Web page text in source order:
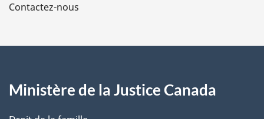
a
e
Contactez-nous
Ministère de la Justice Canada